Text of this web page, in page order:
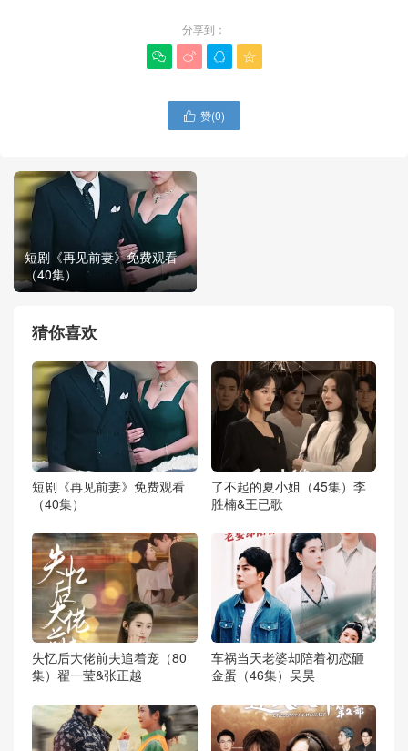
分享到：
   
 赞(0)
短剧《再见前妻》免费观看
（40集）
猜你喜欢
短剧《再见前妻》免费观看
（40集）
了不起的夏小姐（45集）李
胜楠&王已歌
失忆后大佬前夫追着宠（80
集）翟一莹&张正越
车祸当天老婆却陪着初恋砸
金蛋（46集）吴昊